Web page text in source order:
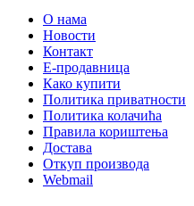
О нама
Новости
Контакт
Е-продавница
Како купити
Политика приватности
Политика колачића
Правила кориштења
Достава
Откуп производа
Webmail